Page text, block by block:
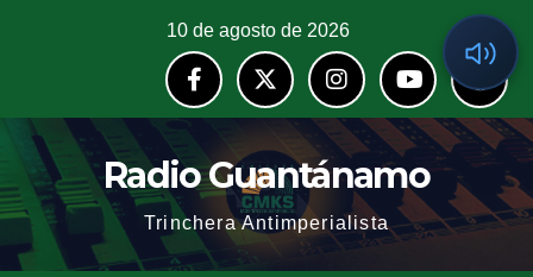
10 de agosto de 2026
Radio Guantánamo
Trinchera Antimperialista